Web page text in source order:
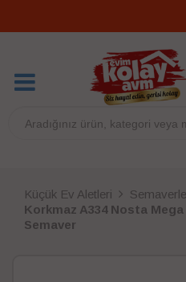
Küçük Ev Aletleri
Korkmaz A334 Nosta Mega
Semaver